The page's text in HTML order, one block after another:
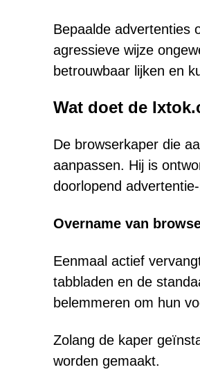
Bepaalde advertenties
agressieve wijze
betrouwbaar lijken en
Wat doet de
De browserkaper die
aanpassen. Hij is
doorlopend
Overname van
Eenmaal actief
tabbladen en de
belemmeren om hun
Zolang de kaper
worden gemaakt.